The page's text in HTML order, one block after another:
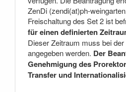
ZenDi (zendi(at)ph-
Freischaltung des Set 2 ist
für einen definierten
Dieser Zeitraum muss bei
angegeben werden. Der
Genehmigung des
Transfer und